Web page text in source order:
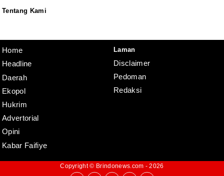
Tentang Kami
Home
Headline
Daerah
Ekopol
Hukrim
Advertorial
Opini
Kabar Faifiye
Laman
Disclaimer
Pedoman
Redaksi
Copyright © Brindonews.com - 2026